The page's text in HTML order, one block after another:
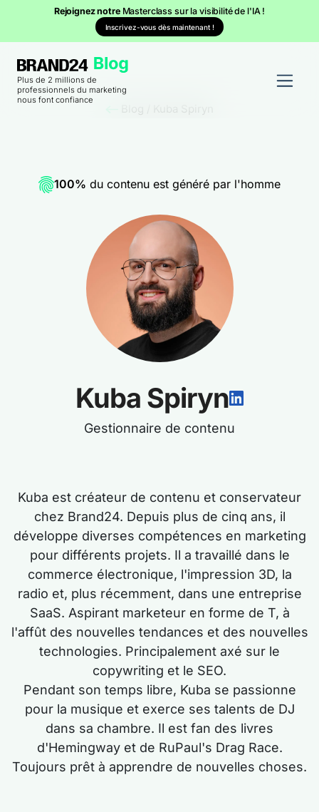
Rejoignez notre Masterclass sur la visibilité de l'IA !
Inscrivez-vous dès maintenant !
Plus de 2 millions de
professionnels du marketing
nous font confiance
100% du contenu est généré par l'homme
Kuba Spiryn
Gestionnaire de contenu
Kuba est créateur de contenu et conservateur
chez Brand24. Depuis plus de cinq ans, il
développe diverses compétences en marketing
pour différents projets. Il a travaillé dans le
commerce électronique, l'impression 3D, la
radio et, plus récemment, dans une entreprise
SaaS. Aspirant marketeur en forme de T, à
l'affût des nouvelles tendances et des nouvelles
technologies. Principalement axé sur le
copywriting et le SEO.
Pendant son temps libre, Kuba se passionne
pour la musique et exerce ses talents de DJ
dans sa chambre. Il est fan des livres
d'Hemingway et de RuPaul's Drag Race.
Toujours prêt à apprendre de nouvelles choses.